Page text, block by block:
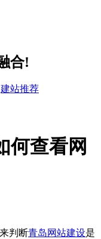
合!
建站推荐
何查看网
判断青岛网站建设是